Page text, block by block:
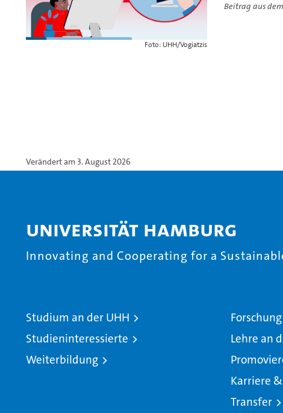
Foto: UHH/Vogiatzis
Beitrag aus
Verändert am 3. August 2026
Universität Hamburg
Innovating and Cooperating for a
Studium an der UHH
Studieninteressierte
Weiterbildung
Lehre an
Karriere
Transfer